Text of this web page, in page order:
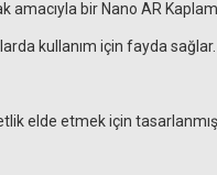
için)
bir Nano AR
kullanım için fayda sağlar.
elde etmek için